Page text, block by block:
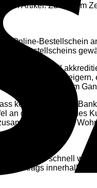
Artikel. Zu keinem
Online-Bestellschein
Bestellscheins
die offiziell
vor, sich zu weigern,
ein Rechtsstreit im
keine Person die
der Legitimität des
mit einem
Käufer so schnell wie
Betrags innerhalb von